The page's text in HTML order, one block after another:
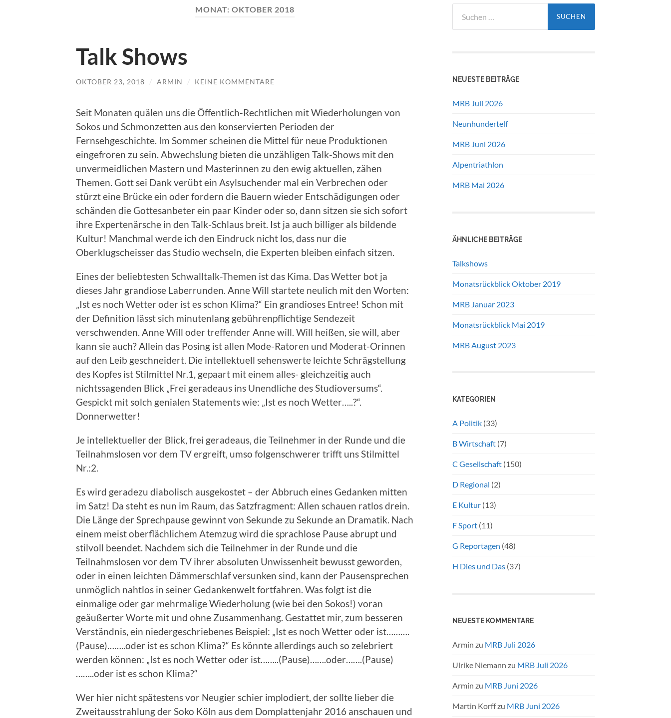
MONAT: OKTOBER 2018
Talk Shows
OKTOBER 23, 2018 / ARMIN / KEINE KOMMENTARE
Seit Monaten quälen uns die Öffentlich-Rechtlichen mit Wiederholungen von
Sokos und Schmonzetten aus den konservierten Perioden der
Fernsehgeschichte. Im Sommer scheinen die Mittel für neue Produktionen
eingefroren zu sein. Abwechslung bieten die unzähligen Talk-Shows mit den
unvermeidlichen Mastern und Masterinnen zu den ewig aktuellen, zähen
Themen. Gott sei Dank verübt ein Asylsuchender mal ein Verbrechen oder
stürzt eine Brücke ein oder fordern die Bauern wieder Entschädigungen oder
schänden die Gottesanbeter ein paar Kinder oder so, dann sitzen sie sich sofort
ihre Expertenärsche in den Talk-Schlaus breit. Ist ja auch billiger als bildende
Kultur! Manchmal werde ich den Eindruck nicht los, dass nur die
Oberklugscheisser das Studio wechseln, die Experten bleiben einfach sitzen.
Eines der beliebtesten Schwalltalk-Themen ist das Kima. Das Wetter bot ja
dieses Jahr grandiose Laberrunden. Anne Will startete neulich mit den Worten:
„Ist es noch Wetter oder ist es schon Klima?“ Ein grandioses Entree! Schon mit
der Definition lässt sich minutenlang gebührenpflichtige Sendezeit
verschwenden. Anne Will oder treffender Anne will. Will heißen, sie will, aber
kann sie auch? Allein das Posing ist allen Mode-Ratoren und Moderat-Orinnen
auf den Leib geschneidert. Die intellektuell sehenswerte leichte Schrägstellung
des Kopfes ist Stilmittel Nr.1, gepaart mit einem alles- gleichzeitig auch
nichtssagenden Blick „Frei geradeaus ins Unendliche des Studioversums“.
Gespickt mit solch genialen Statements wie: „Ist es noch Wetter…..?“.
Donnerwetter!
Je intellektueller der Blick, frei geradeaus, die Teilnehmer in der Runde und die
Teilnahmslosen vor dem TV ergreift, umso folgenschwerer trifft uns Stilmittel
Nr.:2.
Es wird geradezu diabolisch ausgekostet – der Abbruch eines Gedanken mitten
im Satz! Da steht es nun im Raum, das Satzfragment: Allen schauen ratlos drein.
Die Länge der Sprechpause gewinnt von Sekunde zu Sekunde an Dramatik. Nach
einem meist oberflächlichem Atemzug wird die sprachlose Pause abrupt und
stilvoll beendet. Nachdem sich die Teilnehmer in der Runde und die
Teilnahmslosen vor dem TV ihrer absoluten Unwissenheit bewusst geworden,
oder in einen leichten Dämmerschlaf versunken sind, kann der Pausensprechen
unmöglich nahtlos in seiner Gedankenwelt fortfahren. Was folgt ist die
einmalige oder gar mehrmalige Wiederholung (wie bei den Sokos!) voran
geäußerter Worte mit und ohne Zusammenhang. Gestattet mir, zum besseren
Verständnis, ein niedergeschriebenes Beispiel: „Ist es noch Wetter oder ist……….
(Pause)……..oder ist es schon Klima?“ Es könnte allerdings auch so zelebriert
werden können: „Ist es noch Wetter oder ist……..(Pause)…….oder…….(Pause)
……..oder ist es schon Klima?“
Wer hier nicht spätestens vor Neugier schier implodiert, der sollte lieber die
Zweitausstrahlung der Soko Köln aus dem Domplattenjahr 2016 anschauen und
nach:
NEUESTE BEITRÄGE
MRB Juli 2026
Neunhundertelf
MRB Juni 2026
Alpentriathlon
MRB Mai 2026
ÄHNLICHE BEITRÄGE
Talkshows
Monatsrückblick Oktober 2019
MRB Januar 2023
Monatsrückblick Mai 2019
MRB August 2023
KATEGORIEN
A Politik (33)
B Wirtschaft (7)
C Gesellschaft (150)
D Regional (2)
E Kultur (13)
F Sport (11)
G Reportagen (48)
H Dies und Das (37)
NEUESTE KOMMENTARE
Armin zu MRB Juli 2026
Ulrike Niemann zu MRB Juli 2026
Armin zu MRB Juni 2026
Martin Korffzu MRB Juni 2026